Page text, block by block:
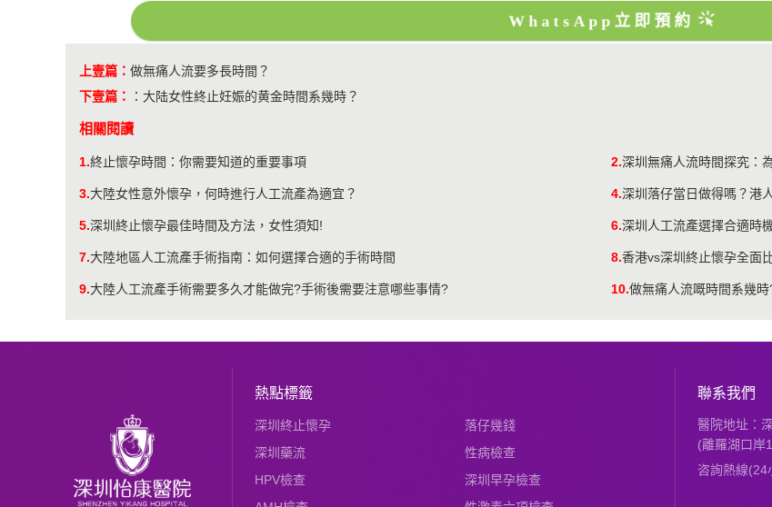
WhatsApp立即預約
上壹篇： 做無痛人流要多長時間？
下壹篇：
： 大陆女性終止妊娠的黄金時間系幾時？
相關閱讀
1.終止懷孕時間：你需要知道的重要事項 2.深圳無痛人流時間探究：
3.大陸女性意外懷孕，何時進行人工流產為適宜？ 4.深圳落仔當日做得嗎？港
5.深圳終止懷孕最佳時間及方法，女性須知! 6.深圳人工流產選擇合適時
7.大陸地區人工流產手術指南：如何選擇合適的手術時間 8.香港vs深圳終止懷孕全面
9.大陸人工流產手術需要多久才能做完?手術後需要注意哪些事情? 10.做無痛人流嘅時間系幾時
熱點標籤
深圳終止懷孕
落仔幾錢
深圳藥流
性病檢查
HPV檢查
深圳早孕檢查
聯系我們
醫院地址：
(離羅湖口岸
咨詢熱線(24